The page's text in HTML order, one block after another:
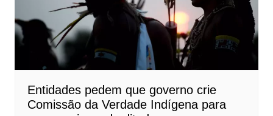
Entidades pedem que governo crie
Comissão da Verdade Indígena para